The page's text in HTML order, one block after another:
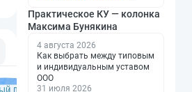
Практическое КУ — колонка
Максима Бунякина
4 августа 2026
Как выбрать между типовым
и индивидуальным уставом
ООО
31 июля 2026